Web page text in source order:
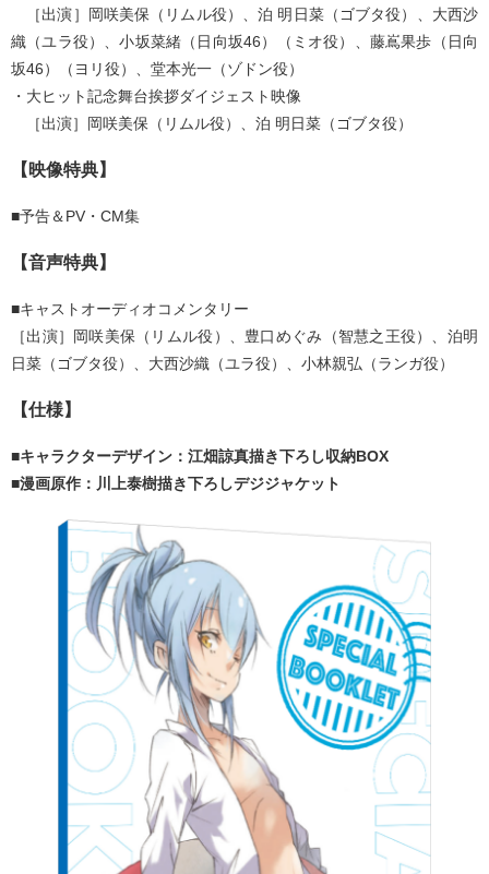
［出演］岡咲美保（リムル役）、泊 明日菜（ゴブタ役）、大西沙
織（ユラ役）、小坂菜緒（日向坂46）（ミオ役）、藤嶌果歩（日向
坂46）（ヨリ役）、堂本光一（ゾドン役）
・大ヒット記念舞台挨拶ダイジェスト映像
［出演］岡咲美保（リムル役）、泊 明日菜（ゴブタ役）
【映像特典】
■予告＆PV・CM集
【音声特典】
■キャストオーディオコメンタリー
［出演］岡咲美保（リムル役）、豊口めぐみ（智慧之王役）、泊明
日菜（ゴブタ役）、大西沙織（ユラ役）、小林親弘（ランガ役）
【仕様】
■キャラクターデザイン：江畑諒真描き下ろし収納BOX
■漫画原作：川上泰樹描き下ろしデジジャケット